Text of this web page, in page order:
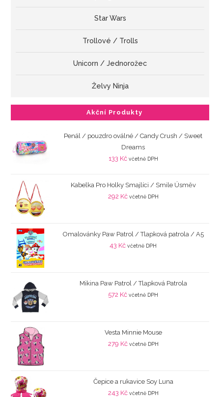
Star Wars
Trollové / Trolls
Unicorn / Jednorožec
Želvy Ninja
Akční Produkty
Penál / pouzdro oválné / Candy Crush / Sweet
Dreams
133 Kč včetně DPH
Kabelka Pro Holky Smajlíci / Smile Úsměv
292 Kč včetně DPH
Omalovánky Paw Patrol / Tlapková patrola / A5
43 Kč včetně DPH
Mikina Paw Patrol / Tlapková Patrola
572 Kč včetně DPH
Vesta Minnie Mouse
279 Kč včetně DPH
Čepice a rukavice Soy Luna
243 Kč včetně DPH